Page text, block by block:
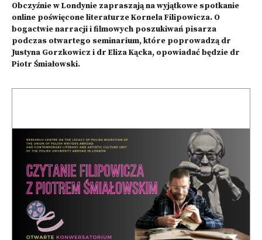
Obczyźnie w Londynie zapraszają na wyjątkowe spotkanie
online poświęcone literaturze Kornela Filipowicza. O
bogactwie narracji i filmowych poszukiwań pisarza
podczas otwartego seminarium, które poprowadzą dr
Justyna Gorzkowicz i dr Eliza Kącka, opowiadać będzie dr
Piotr Śmiałowski.